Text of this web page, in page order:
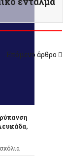
Επόμενο άρθρο